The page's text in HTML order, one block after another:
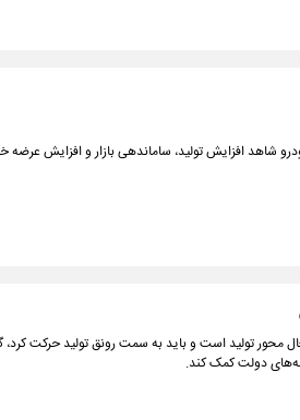
شاهد افزایش تولید، ساماندهی بازار و افزایش عرضه
محور تولید است و باید به سمت رونق تولید حرکت
دولت کمک کند.